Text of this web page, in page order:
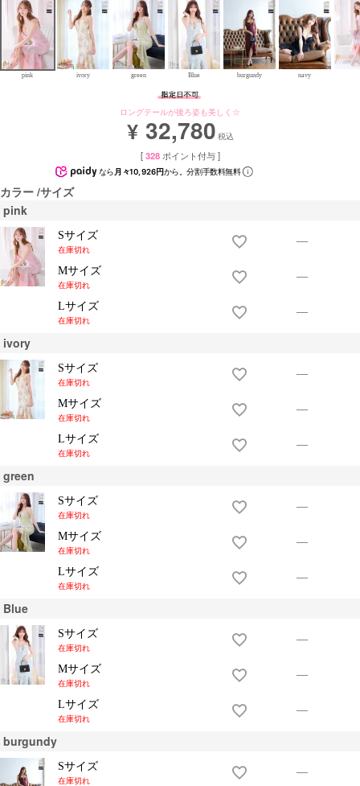
pink ivory green Blue burgundy navy
ロングテールが後ろ姿も美しく☆
¥ 32,780 税込
[ 328 ポイント付与 ]
なら 月々10,926円から。分割手数料無料
カラー サイズ
pink
Sサイズ
在庫切れ
—
Mサイズ
在庫切れ
—
Lサイズ
在庫切れ
—
ivory
Sサイズ
在庫切れ
—
Mサイズ
在庫切れ
—
Lサイズ
在庫切れ
—
green
Sサイズ
在庫切れ
—
Mサイズ
在庫切れ
—
Lサイズ
在庫切れ
—
Blue
Sサイズ
在庫切れ
—
Mサイズ
在庫切れ
—
Lサイズ
在庫切れ
—
burgundy
Sサイズ
在庫切れ
—